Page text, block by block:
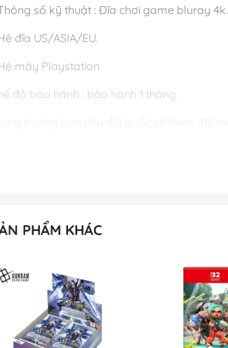
số kỹ thuật : Đĩa chơi game bluray 4k.
đĩa US/ASIA/EU.
máy Playstation
độ bảo hành : bảo hành 1 tháng.
PHẨM KHÁC